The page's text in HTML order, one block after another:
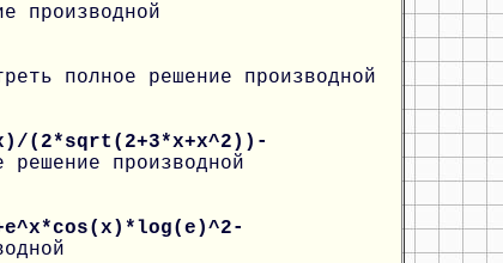
производной
полное решение производной
(2*sqrt(2+3*x+x^2))-
решение производной